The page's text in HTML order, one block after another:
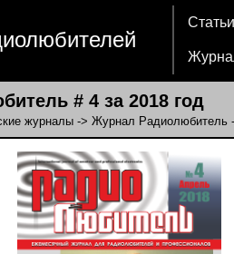
Статьи
# 4 за 2018 год
журналы -> Журнал Радиолюбитель